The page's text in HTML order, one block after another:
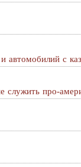
автомобилий с
служить про-